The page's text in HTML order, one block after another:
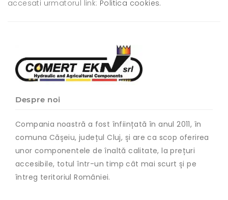
accesati urmatorul link: Politica cookies.
Despre noi
Compania noastră a fost înființată în anul 2011, în
comuna Cășeiu, județul Cluj, și are ca scop oferirea
unor componentele de înaltă calitate, la prețuri
accesibile, totul într-un timp cât mai scurt și pe
întreg teritoriul României.